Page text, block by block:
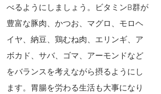
べるようにしましょう。ビタミンB群が
豊富な豚肉、かつお、マグロ、モロヘ
イヤ、納豆、鶏むね肉、エリンギ、ア
ボカド、サバ、ゴマ、アーモンドなど
をバランスを考えながら摂るようにし
ます。胃腸を労わる生活も大事になり